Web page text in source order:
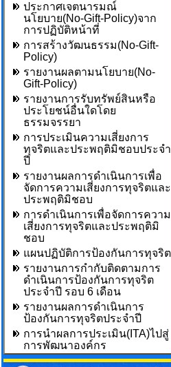
ประกาศเจตนารมณ์
นโยบาย(No-Gift-Policy)จาก
การปฏิบัติหน้าที่
การสร้างวัฒนธรรม(No-Gift-
Policy)
รายงานผลตามนโยบาย(No-
Gift-Policy)
รายงานการรับทรัพย์สินหรือ
ประโยชน์อื่นใดโดย
ธรรมจรรยา
การประเมินความเสี่ยงการ
ทุจริตและประพฤติมิชอบประจำ
ปี
รายงานผลการดำเนินการเพื่อ
จัดการความเสี่ยงการทุจริตและ
ประพฤติมิชอบ
การดำเนินการเพื่อจัดการความ
เสี่ยงการทุจริตและประพฤติมิ
ชอบ
แผนปฏิบัติการป้องกันการทุจริต
รายงานการกำกับติดตามการ
ดำเนินการป้องกันการทุจริต
ประจำปี รอบ 6 เดือน
รายงานผลการดำเนินการ
ป้องกันการทุจริตประจำปี
การนำผลการประเมิน(ITA)ไปสู่
การพัฒนาองค์กร